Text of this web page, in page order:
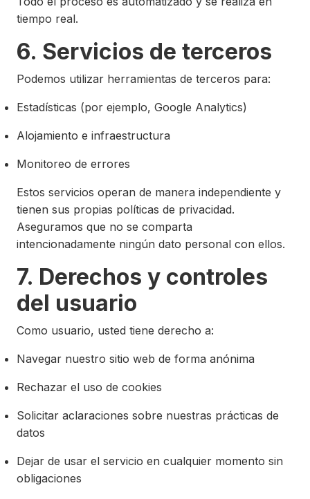
tiempo real.
6. Servicios de terceros
Podemos utilizar herramientas de terceros para:
Estadísticas (por ejemplo, Google Analytics)
Alojamiento e infraestructura
Monitoreo de errores
Estos servicios operan de manera independiente y
tienen sus propias políticas de privacidad.
Aseguramos que no se comparta
intencionadamente ningún dato personal con ellos.
7. Derechos y controles
del usuario
Como usuario, usted tiene derecho a:
Navegar nuestro sitio web de forma anónima
Rechazar el uso de cookies
Solicitar aclaraciones sobre nuestras prácticas de
datos
Dejar de usar el servicio en cualquier momento sin
obligaciones